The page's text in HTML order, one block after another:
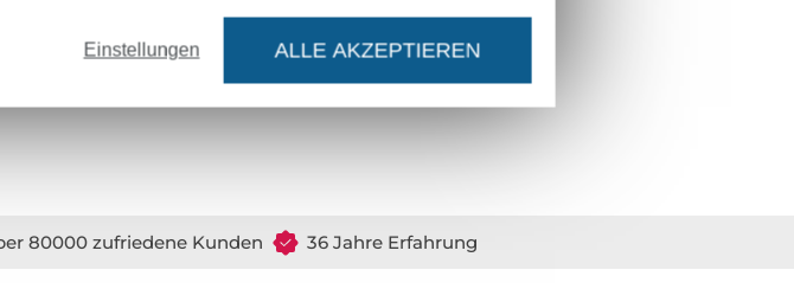
80000 zufriedene Kunden 36 Jahre Erfahrung
Einstellungen ALLE AKZEPTIEREN